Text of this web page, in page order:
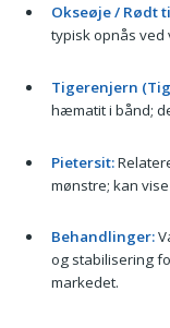
Okseøje / Rødt
typisk opnås
Tigerenjern
hæmatit i bånd;
Pietersit:
mønstre; kan
Behandlinger:
og stabilisering
markedet.